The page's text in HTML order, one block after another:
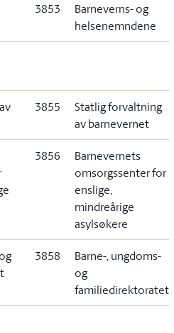
3853
Barneverns- og
helsenemndene
3855
Statlig forvaltning
av barnevernet
3856
Barnevernets
omsorgssenter for
enslige,
mindreårige
asylsøkere
3858
Barne-, ungdoms-
og
familiedirektoratet